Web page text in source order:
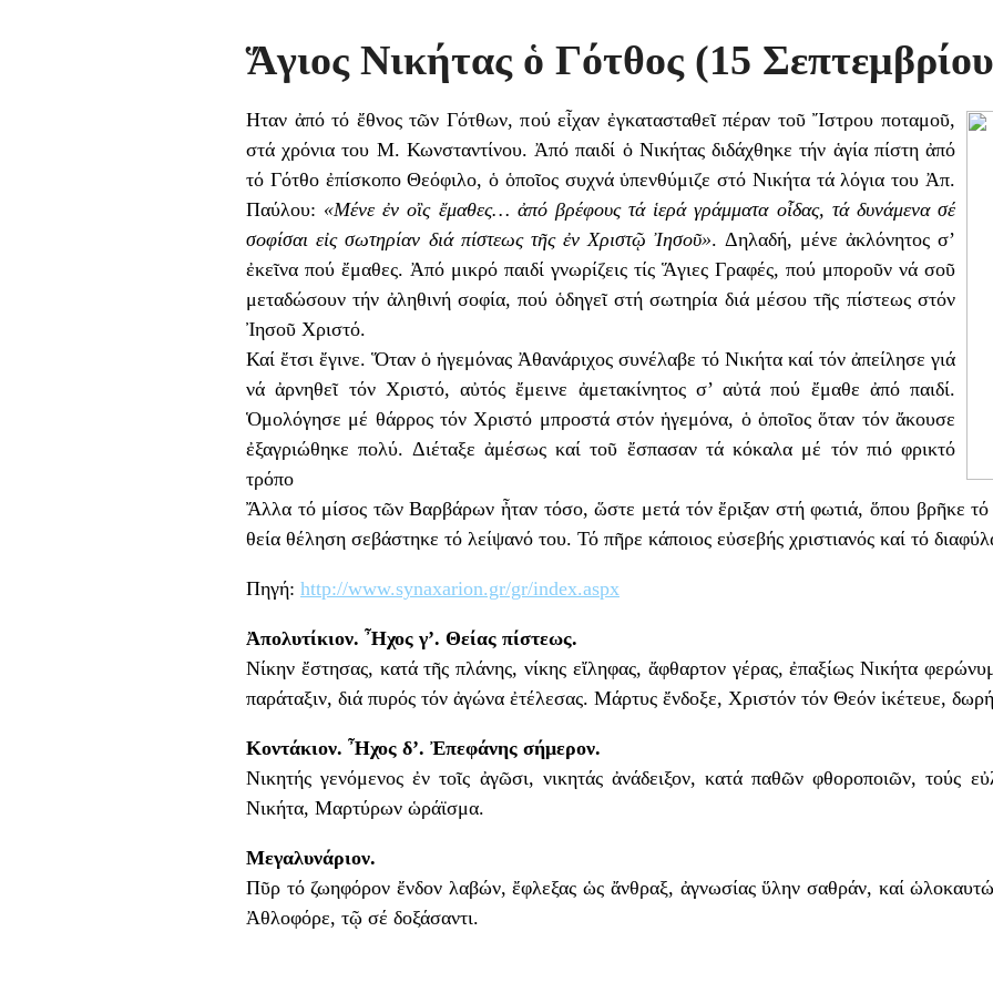
Ἅγιος Νικήτας ὁ Γότθος (15
Ηταν ἀπό τό ἔθνος τῶν Γότθων, πού εἶχαν ἐγκατασταθεῖ πέραν τοῦ Ἴστρου ποταμοῦ,
στά χρόνια του Μ. Κωνσταντίνου. Ἀπό παιδί ὁ Νικήτας διδάχθηκε τήν ἁγία πίστη ἀπό
τό Γότθο ἐπίσκοπο Θεόφιλο, ὁ ὁποῖος συχνά ὑπενθύμιζε στό Νικήτα τά λόγια του Ἀπ.
Παύλου: «Μένε ἐν οἲς ἔμαθες… ἀπό βρέφους τά ἱερά γράμματα οἶδας, τά δυνάμενα σέ
σοφίσαι εἰς σωτηρίαν διά πίστεως τῆς ἐν Χριστῷ Ἰησοῦ». Δηλαδή, μένε ἀκλόνητος σ’
ἐκεῖνα πού ἔμαθες. Ἀπό μικρό παιδί γνωρίζεις τίς Ἅγιες Γραφές, πού μποροῦν νά σοῦ
μεταδώσουν τήν ἀληθινή σοφία, πού ὁδηγεῖ στή σωτηρία διά μέσου τῆς πίστεως στόν
Ἰησοῦ Χριστό.
Καί ἔτσι ἔγινε. Ὅταν ὁ ἡγεμόνας Ἀθανάριχος συνέλαβε τό Νικήτα καί τόν ἀπείλησε γιά
νά ἀρνηθεῖ τόν Χριστό, αὐτός ἔμεινε ἀμετακίνητος σ’ αὐτά πού ἔμαθε ἀπό παιδί.
Ὁμολόγησε μέ θάρρος τόν Χριστό μπροστά στόν ἡγεμόνα, ὁ ὁποῖος ὅταν τόν ἄκουσε
ἐξαγριώθηκε πολύ. Διέταξε ἀμέσως καί τοῦ ἔσπασαν τά κόκαλα μέ τόν πιό φρικτό
τρόπο
Ἄλλα τό μίσος τῶν Βαρβάρων ἦταν τόσο, ὥστε μετά τόν ἔριξαν στή φωτιά, ὅπου βρῆκε
θεία θέληση σεβάστηκε τό λείψανό του. Τό πῆρε κάποιος εὐσεβής χριστιανός καί τό
Πηγή: http://www.synaxarion.gr/gr/index.aspx
Ἀπολυτίκιον. Ἦχος γ’. Θείας πίστεως.
Νίκην ἔστησας, κατά τῆς πλάνης, νίκης εἴληφας, ἄφθαρτον γέρας, ἐπαξίως Νικήτα
παράταξιν, διά πυρός τόν ἀγώνα ἐτέλεσας. Μάρτυς ἔνδοξε, Χριστόν τόν Θεόν ἱκέτευε,
Κοντάκιον. Ἦχος δ’. Ἐπεφάνης σήμερον.
Νικητής γενόμενος ἐν τοῖς ἀγῶσι, νικητάς ἀνάδειξον, κατά παθῶν φθοροποιῶν, τούς
Νικήτα, Μαρτύρων ὡράϊσμα.
Μεγαλυνάριον.
Πῦρ τό ζωηφόρον ἔνδον λαβών, ἔφλεξας ὡς ἄνθραξ, ἀγνωσίας ὕλην σαθράν, καί
Ἀθλοφόρε, τῷ σέ δοξάσαντι.